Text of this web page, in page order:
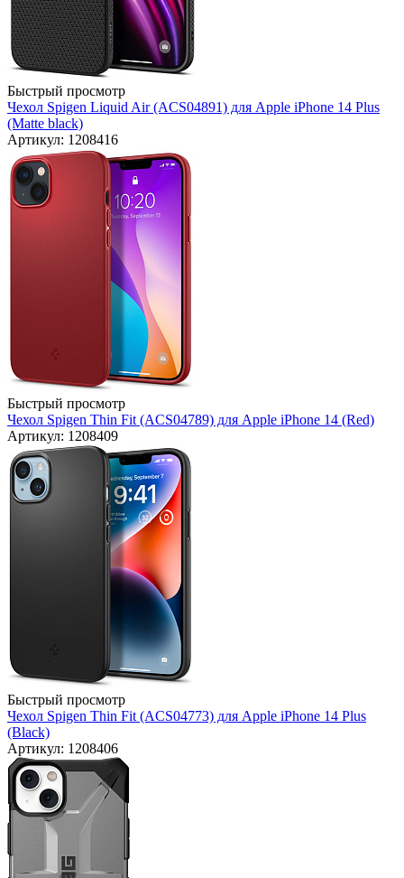
Быстрый просмотр
Чехол Spigen Liquid Air (ACS04891) для Apple iPhone 14 Plus
(Matte black)
Артикул: 1208416
Быстрый просмотр
Чехол Spigen Thin Fit (ACS04789) для Apple iPhone 14 (Red)
Артикул: 1208409
Быстрый просмотр
Чехол Spigen Thin Fit (ACS04773) для Apple iPhone 14 Plus
(Black)
Артикул: 1208406